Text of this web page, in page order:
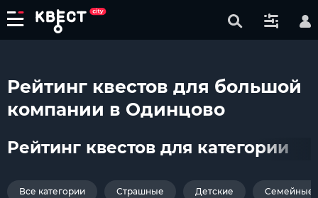
Рейтинг квестов для большой
компании в Одинцово
Рейтинг квестов для категории
Все категории Страшные Детские Семейные